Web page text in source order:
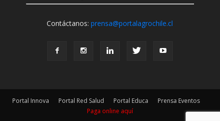
Contáctanos:prensa@portalagrochile.cl
Portal Innova Portal Red Salud Portal Educa
Prensa Eventos
Paga online aquí